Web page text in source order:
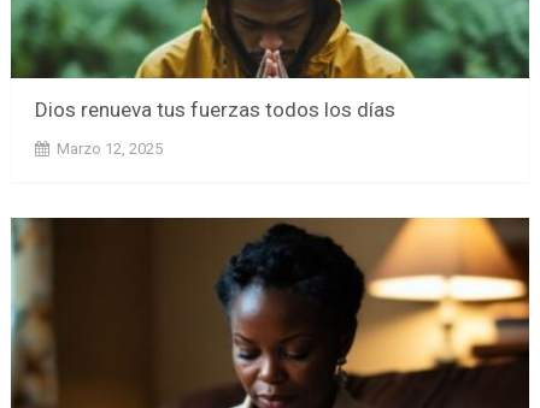
Dios renueva tus fuerzas todos los días
Marzo 12, 2025